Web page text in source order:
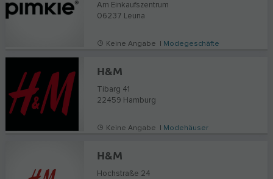
Am Einkaufszentrum
06237
Leuna
Keine Angabe | Modegeschäfte
H&M
Tibarg 41
22459 Hamburg
Keine Angabe | Modehäuser
H&M
Hochstraße 24